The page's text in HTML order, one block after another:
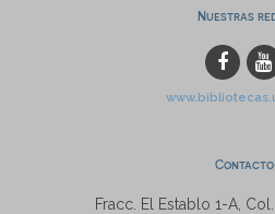
Nuestras
Contacto
Fracc. El Establo 1-A,